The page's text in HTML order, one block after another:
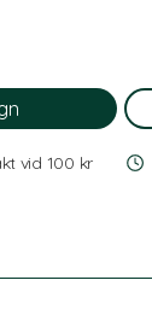
vid 100 kr